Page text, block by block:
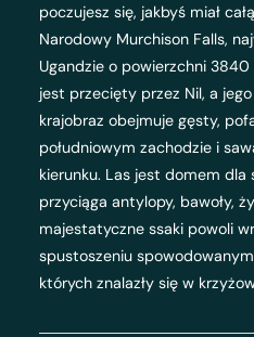
poczujesz się, jakbyś miał
Narodowy Murchison Falls,
Ugandzie o powierzchni
jest przecięty przez Nil, a
krajobraz obejmuje gęsty,
południowym zachodzie i
kierunku. Las jest domem dla
przyciąga antylopy, bawoły,
majestatyczne ssaki powoli
spustoszeniu
których znalazły się w